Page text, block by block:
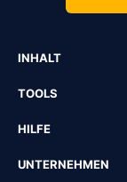
INHALT
TOOLS
HILFE
UNTERNEHMEN